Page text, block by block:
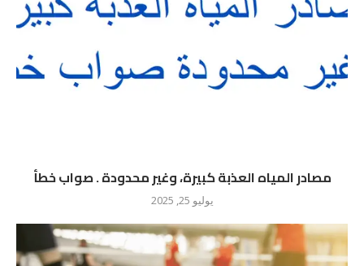
مصادر المياه العذبة كبيرة، وغير محدودة . صواب خطأ
يوليو 25, 2025